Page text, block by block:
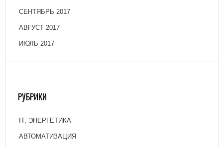
СЕНТЯБРЬ 2017
АВГУСТ 2017
ИЮЛЬ 2017
РУБРИКИ
IT, ЭНЕРГЕТИКА
АВТОМАТИЗАЦИЯ